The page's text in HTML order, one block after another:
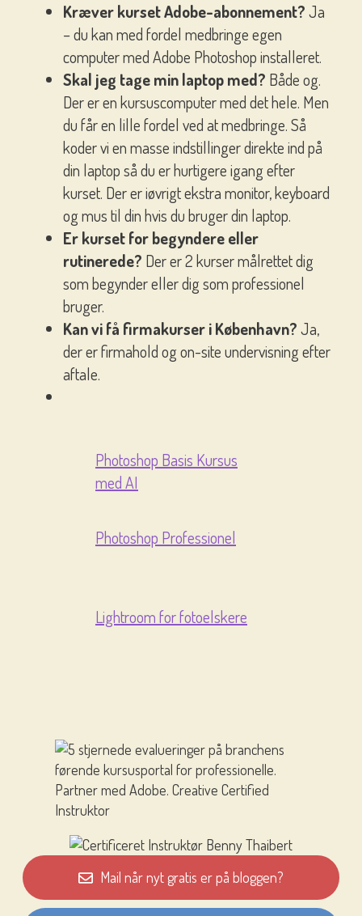
Kræver kurset Adobe-abonnement?Ja
– du kan med fordel medbringe egen
computer med Adobe Photoshop installeret.
Skal jeg tage min laptop med? Både og.
Der er en kursuscomputer med det hele. Men
du får en lille fordel ved at medbringe. Så
koder vi en masse indstillinger direkte ind på
din laptop så du er hurtigere igang efter
kurset. Der er iøvrigt ekstra monitor, keyboard
og mus til din hvis du bruger din laptop.
Er kurset for begyndere eller
rutinerede? Der er 2 kurser målrettet dig
som begynder eller dig som professionel
bruger.
Kan vi få firmakurser i København?Ja,
der er firmahold og on-site undervisning efter
aftale.
Photoshop Basis Kursus
med AI
Photoshop Professionel
Lightroom for fotoelskere
Mail når nyt gratis er på bloggen?